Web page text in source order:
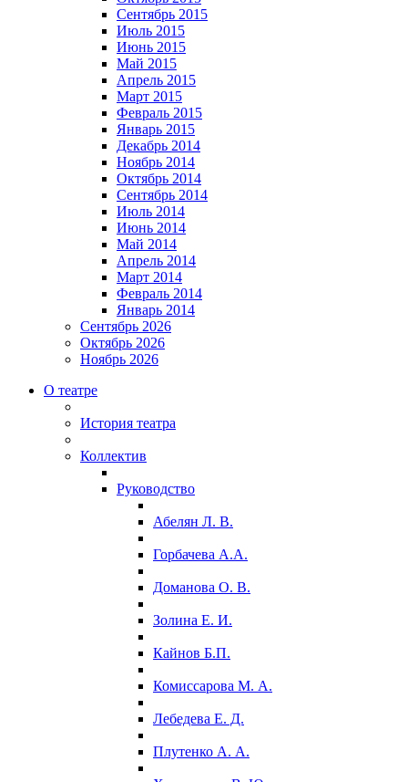
Сентябрь 2015
Июль 2015
Июнь 2015
Май 2015
Апрель 2015
Март 2015
Февраль 2015
Январь 2015
Декабрь 2014
Ноябрь 2014
Октябрь 2014
Сентябрь 2014
Июль 2014
Июнь 2014
Май 2014
Апрель 2014
Март 2014
Февраль 2014
Январь 2014
Сентябрь 2026
Октябрь 2026
Ноябрь 2026
О театре
История театра
Коллектив
Руководство
Абелян Л. В.
Горбачева А.А.
Доманова О. В.
Золина Е. И.
Кайнов Б.П.
Комиссарова М. А.
Лебедева Е. Д.
Плутенко А. А.